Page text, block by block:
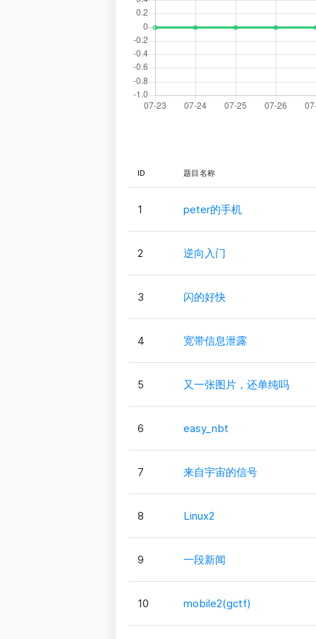
ID 题目名称
1 peter的手机
2 逆向入门
3 闪的好快
4 宽带信息泄露
5 又一张图片，还单纯吗
6 easy_nbt
7 来自宇宙的信号
8 Linux2
9 一段新闻
10 mobile2(gctf)